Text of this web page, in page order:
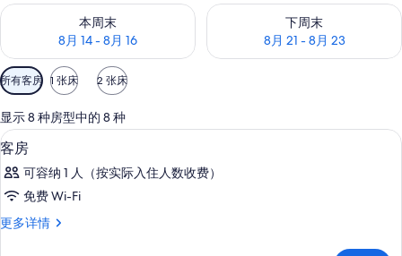
本周末
8月 14 - 8月 16
查看本周末的空房情况：8月 14 - 8月 16
下周末
8月 21 - 8月 23
查看下周末的空房情况：8月
可
用
的
客
房
筛
选
件
所有客房 1 张床 2 张床
显示 8 种房型中的 8 种
显
示
客
的
羽绒被、客房内保险箱、办公桌、笔
1
客房
可容纳 1 人（按实际入住人数收费）
免费 Wi-Fi
更多详情
客